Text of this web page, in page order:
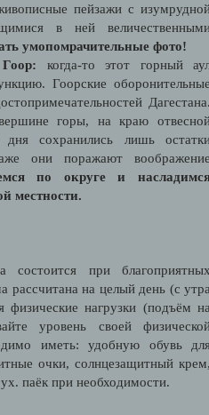
пейзажи с
в ней
умопомрачительные фото!
когда-то этот горный
Гоорские
горы, на краю
сохранились лишь
они поражают
по округе и
местности.
состоится при
рассчитана на целый день (с
физические нагрузки (подъём
уровень своей
иметь: удобную обувь
очки, солнцезащитный
паёк при необходимости.